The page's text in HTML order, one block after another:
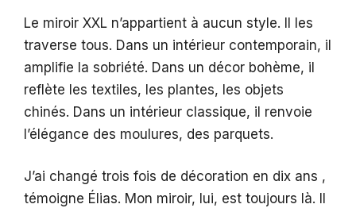
Le miroir XXL n’appartient à aucun style. Il les
traverse tous. Dans un intérieur contemporain, il
amplifie la sobriété. Dans un décor bohème, il
reflète les textiles, les plantes, les objets
chinés. Dans un intérieur classique, il renvoie
l’élégance des moulures, des parquets.
J’ai changé trois fois de décoration en dix ans ,
témoigne Élias. Mon miroir, lui, est toujours là. Il